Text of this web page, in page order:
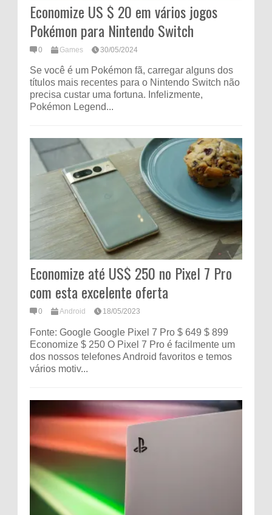
Economize US $ 20 em vários jogos
Pokémon para Nintendo Switch
0 Games 30/05/2024
Se você é um Pokémon fã, carregar alguns dos
títulos mais recentes para o Nintendo Switch não
precisa custar uma fortuna. Infelizmente,
Pokémon Legend...
Economize até US$ 250 no Pixel 7 Pro
com esta excelente oferta
0 Android 18/05/2023
Fonte: Google Google Pixel 7 Pro $ 649 $ 899
Economize $ 250 O Pixel 7 Pro é facilmente um
dos nossos telefones Android favoritos e temos
vários motiv...